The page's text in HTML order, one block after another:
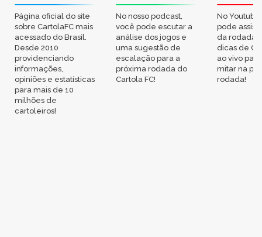
Página oficial do site
sobre CartolaFC mais
acessado do Brasil.
Desde 2010
providenciando
informações,
opiniões e estatísticas
para mais de 10
milhões de
cartoleiros!
No nosso podcast,
você pode escutar a
análise dos jogos e
uma sugestão de
escalação para a
próxima rodada do
Cartola FC!
No
pode
da rodada,
dicas de
ao vivo
mitar na
rodada!